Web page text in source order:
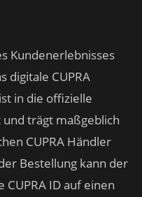
Kundenerlebnisses
digitale CUPRA
in die offizielle
trägt maßgeblich
CUPRA Händler
Bestellung kann der
ID auf einen